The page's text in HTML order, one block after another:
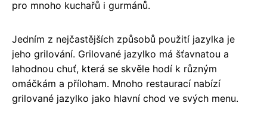
pro mnoho kuchařů i gurmánů.
Jedním z nejčastějších způsobů použití jazylka je
jeho grilování. Grilované jazylko má šťavnatou a
lahodnou chuť, která se skvěle hodí k různým
omáčkám a příloham. Mnoho restaurací nabízí
grilované jazylko jako hlavní chod ve svých menu.